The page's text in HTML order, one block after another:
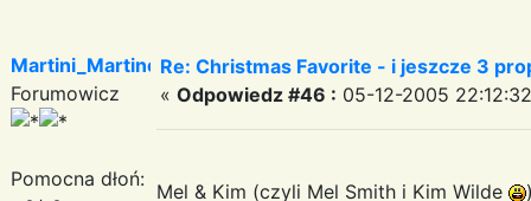
Martini_Martinez
Forumowicz
Pomocna dłoń:
Re: Christmas Favorite - i jeszcze 3
« Odpowiedz #46 : 05-12-2005
Mel & Kim (czyli Mel Smith i Kim Wilde